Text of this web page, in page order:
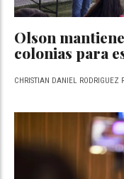
Olson
colonias para
CHRISTIAN DANIEL RODRIGUEZ